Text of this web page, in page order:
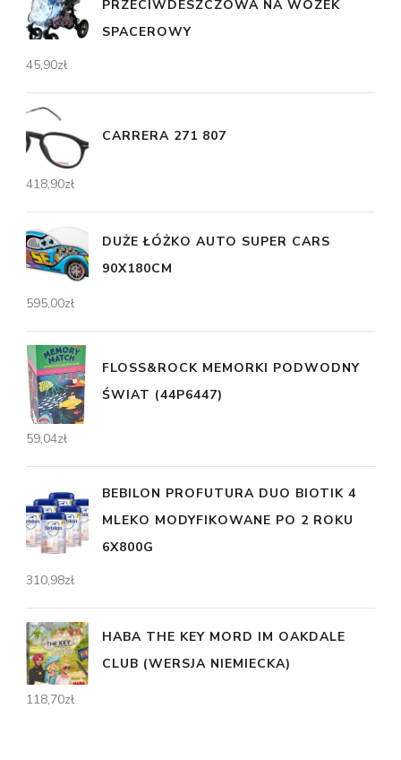
PRZECIWDESZCZOWA NA WÓZEK
SPACEROWY
45,90zł
CARRERA 271 807
418,90zł
DUŻE ŁÓŻKO AUTO SUPER CARS
90X180CM
595,00zł
FLOSS&ROCK MEMORKI PODWODNY
ŚWIAT (44P6447)
59,04zł
BEBILON PROFUTURA DUO BIOTIK 4
MLEKO MODYFIKOWANE PO 2 ROKU
6X800G
310,98zł
HABA THE KEY MORD IM OAKDALE
CLUB (WERSJA NIEMIECKA)
118,70zł